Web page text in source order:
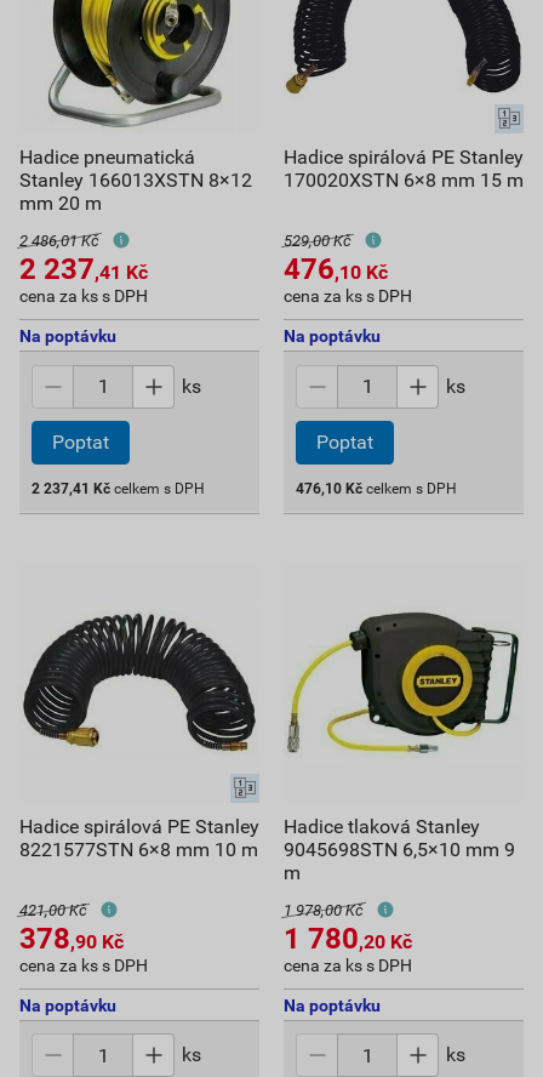
Hadice pneumatická
Stanley 166013XSTN 8×12
mm 20 m
2 486,01 Kč
2 237,41 Kč
cena za ks s DPH
Na poptávku
ks
Poptat
2 237,41 Kč celkem s DPH
Hadice spirálová PE Stanley
170020XSTN 6×8 mm 15 m
529,00 Kč
476,10 Kč
cena za ks s DPH
Na poptávku
ks
Poptat
476,10 Kč celkem s DPH
Hadice spirálová PE Stanley
8221577STN 6×8 mm 10 m
421,00 Kč
378,90 Kč
cena za ks s DPH
Na poptávku
ks
Hadice tlaková Stanley
9045698STN 6,5×10 mm 9
m
1 978,00 Kč
1 780,20 Kč
cena za ks s DPH
Na poptávku
ks